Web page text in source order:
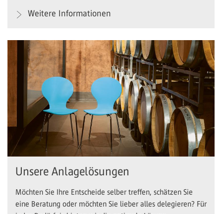
Weitere Informationen
Unsere Anlagelösungen
Möchten Sie Ihre Entscheide selber treffen, schätzen Sie
eine Beratung oder möchten Sie lieber alles delegieren? Für